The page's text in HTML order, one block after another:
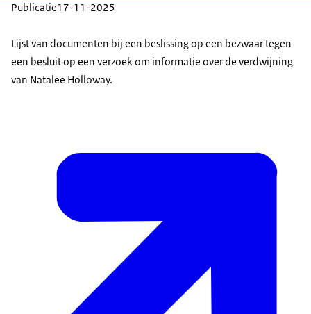
Publicatie17-11-2025
Lijst van documenten bij een beslissing op een bezwaar tegen
een besluit op een verzoek om informatie over de verdwijning
van Natalee Holloway.